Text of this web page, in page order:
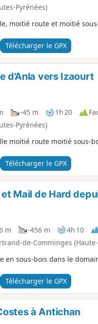
Pyrénées)
moitié route et moitié
Télécharger le GPX
d'Anla vers Izaourt
-45 m 1h 20
Pyrénées)
moitié route moitié sous-
Télécharger le GPX
et Mail de Hard
m -456 m 4h 10
de-Comminges
en sous-bois dans le
Télécharger le GPX
à Antichan